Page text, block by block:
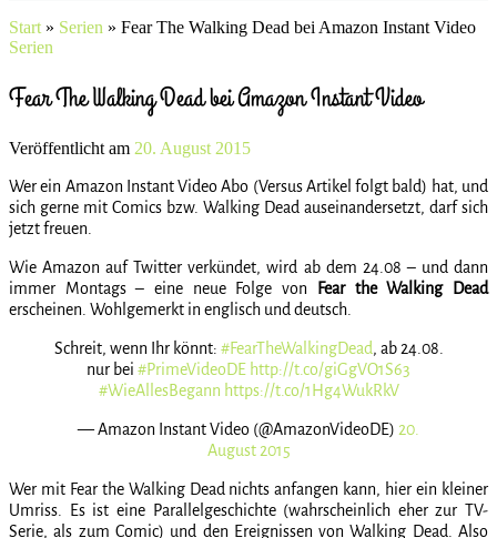
Start » Serien » Fear The Walking Dead bei Amazon Instant Video
Serien
Fear The Walking Dead bei Amazon Instant Video
Veröffentlicht am 20. August 2015
Wer ein Amazon Instant Video Abo (Versus Artikel folgt bald) hat, und
sich gerne mit Comics bzw. Walking Dead auseinandersetzt, darf sich
jetzt freuen.
Wie Amazon auf Twitter verkündet, wird ab dem 24.08 – und dann
immer Montags – eine neue Folge von
Fear the Walking Dead
erscheinen. Wohlgemerkt in englisch und deutsch.
Schreit, wenn Ihr könnt: #FearTheWalkingDead, ab 24.08.
nur bei #PrimeVideoDE http://t.co/giGgVO1S63
#WieAllesBegann https://t.co/1Hg4WukRkV
— Amazon Instant Video (@AmazonVideoDE) 20.
August 2015
Wer mit Fear the Walking Dead nichts anfangen kann, hier ein kleiner
Umriss. Es ist eine Parallelgeschichte (wahrscheinlich eher zur TV-
Serie, als zum Comic) und den Ereignissen von Walking Dead. Also